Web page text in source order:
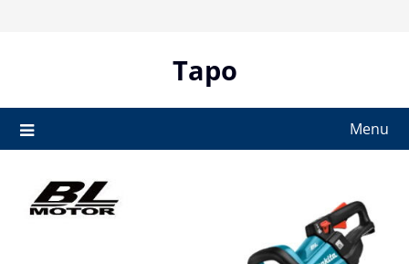
Tapo
Menu